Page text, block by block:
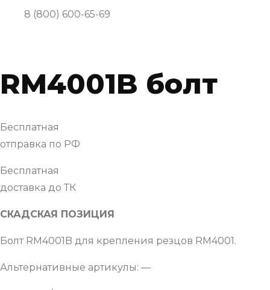
8 (800) 600-65-69
RM4001B болт
Бесплатная
отправка по РФ
Бесплатная
доставка до ТК
СКАДСКАЯ ПОЗИЦИЯ
Болт RM4001B для крепления резцов RM4001.
Альтернативные артикулы: —